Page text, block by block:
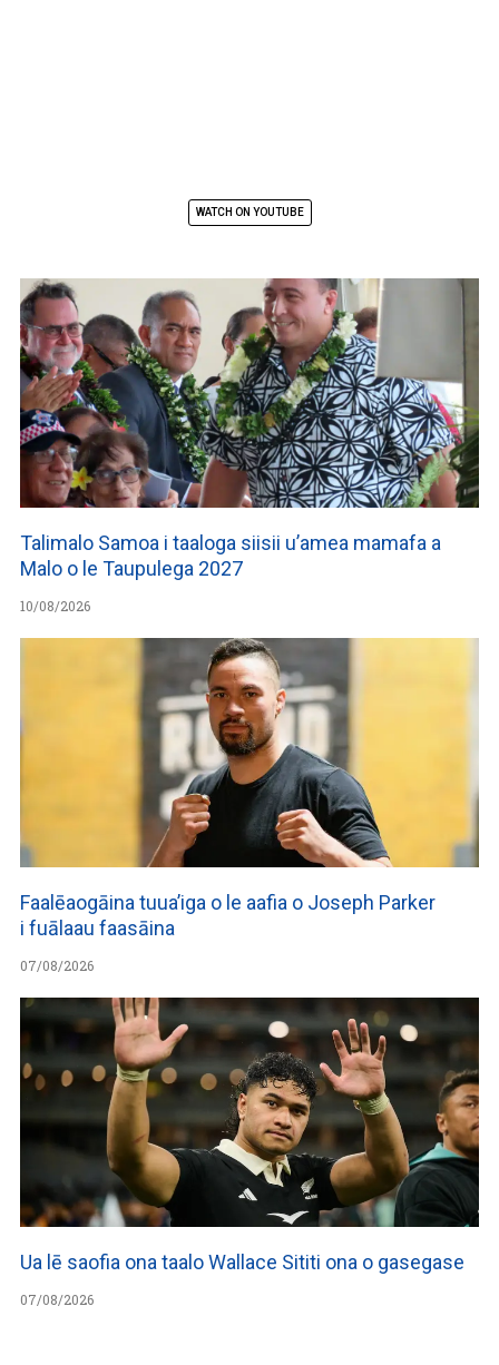
WATCH ON YOUTUBE
Talimalo Samoa i taaloga siisii u’amea mamafa a
Malo o le Taupulega 2027
10/08/2026
Faalēaogāina tuua’iga o le aafia o Joseph Parker
i fuālaau faasāina
07/08/2026
Ua lē saofia ona taalo Wallace Sititi ona o gasegase
07/08/2026